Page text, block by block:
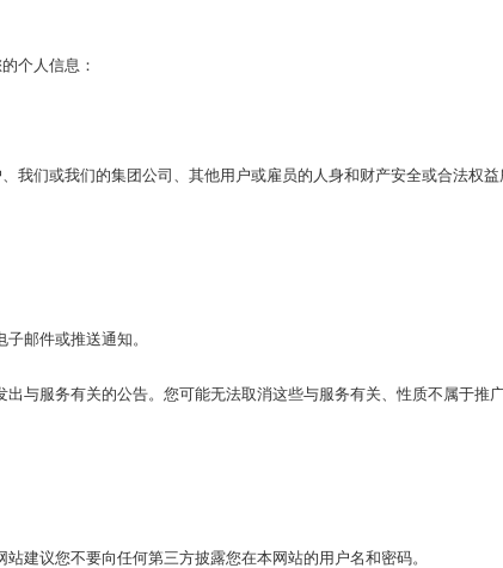
个人信息：
我们或我们的集团公司、其他用户或雇员的人身和财产安全或合法权益
邮件或推送通知。
与服务有关的公告。您可能无法取消这些与服务有关、性质不属于推广
建议您不要向任何第三方披露您在本网站的用户名和密码。